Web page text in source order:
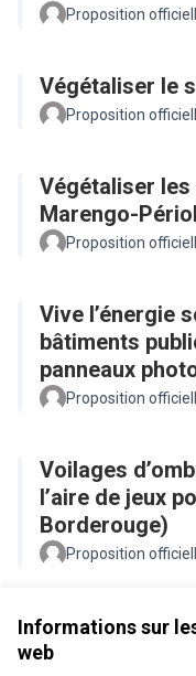
Informations sur
web
Proposition
Végétaliser le
Proposition
Végétaliser
Marengo-
Proposition
Vive l’énergie
bâtiments
panneaux
équipements
Proposition
Voilages
l’aire de jeux
Borderouge)
Proposition